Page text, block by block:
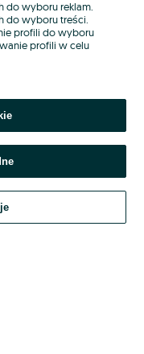
wskazanych powyżej,
aktualnym brzmieniu.
do wyboru reklam.
do wyboru treści.
profili do wyboru
profili w celu